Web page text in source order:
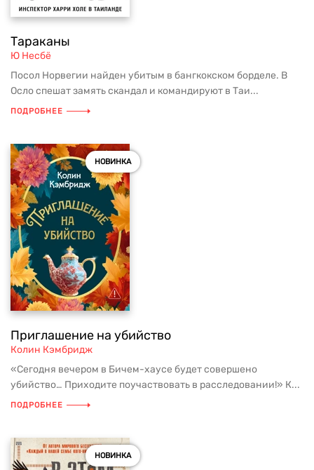
Тараканы
Ю Несбё
Посол Норвегии найден убитым в бангкокском борделе. В
Осло спешат замять скандал и командируют в Таи...
ПОДРОБНЕЕ
НОВИНКА
Приглашение на убийство
Колин Кэмбридж
«Сегодня вечером в Бичем-хаусе будет совершено
убийство… Приходите поучаствовать в расследовании!» К...
ПОДРОБНЕЕ
НОВИНКА